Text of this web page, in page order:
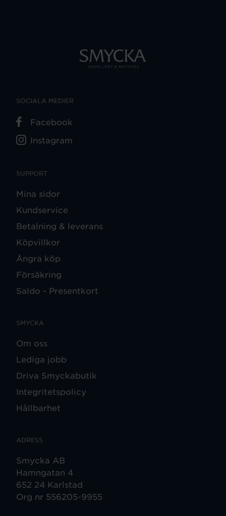
SUPPORT
Mina sidor
Kundservice
Betalning & leverans
Köpvillkor
Ångra köp
Försäkring
Saldo - Presentkort
SMYCKA
Om oss
Lediga jobb
Driva Smyckabutik
Integritetspolicy
Hållbarhet
ADRESS
Smycka AB
Hamngatan 4
652 24 Karlstad
Org nr 556205-9955
SOCIALA MEDIER
Facebook
Instagram